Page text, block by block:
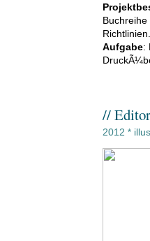
Buchreihe
Aufgabe:
//
2012 *